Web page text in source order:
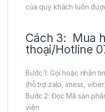
của quý khách luôn
Cách 3: Mua
thoại/Hotline
Bước 1: Gọi hoặc nhắn
(hỗ trợ zalo, imess,
Bước 2: Đọc Mã sản
viên